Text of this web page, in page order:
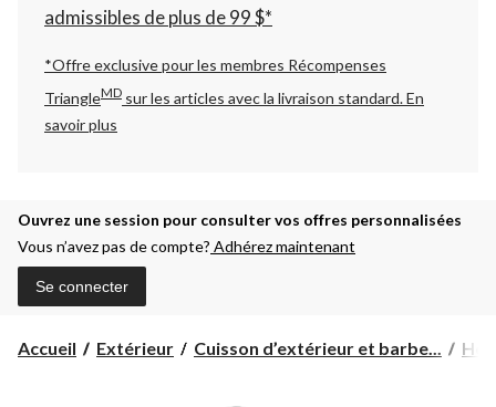
admissibles de plus de 99 $*
*Offre exclusive pour les membres Récompenses
TriangleMD sur les articles avec la livraison standard.En
savoir plus
Ouvrez une session pour consulter vos offres personnalisées
Vous n’avez pas de compte? Adhérez maintenant
Se connecter
Accueil Extérieur Cuisson d’extérieur et barbe...